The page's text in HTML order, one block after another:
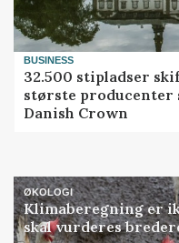
BUSINESS
32.500 stipladser
største producenter
Danish Crown
ØKOLOGI
Klimaberegning er
skal vurderes